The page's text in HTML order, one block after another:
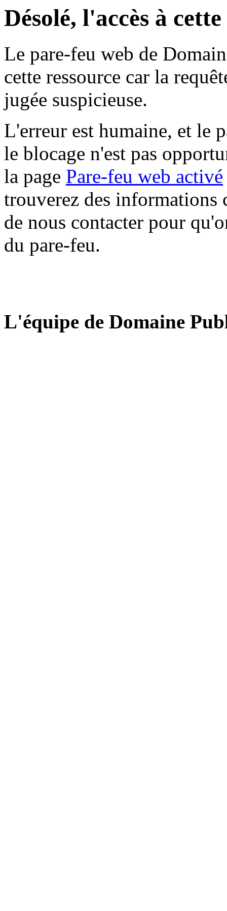
Désolé, l'accès à
Le pare-feu web de
cette ressource car la
jugée suspicieuse.
L'erreur est humaine, et le
le blocage n'est pas
la page Pare-feu web activé
trouverez des informations
de nous contacter pour
du pare-feu.
L'équipe de Domaine